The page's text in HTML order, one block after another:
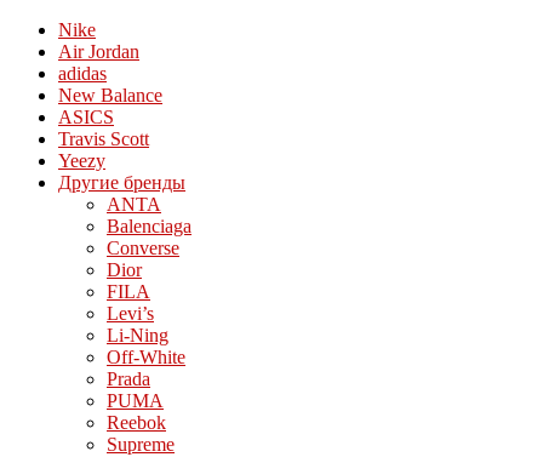
Nike
Air Jordan
adidas
New Balance
ASICS
Travis Scott
Yeezy
Другие бренды
ANTA
Balenciaga
Converse
Dior
FILA
Levi’s
Li-Ning
Off-White
Prada
PUMA
Reebok
Supreme